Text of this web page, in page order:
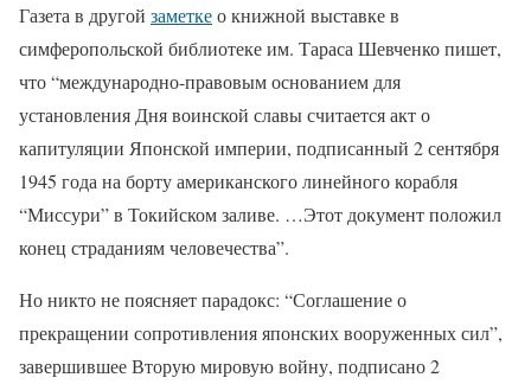
Газета в другой заметкео книжной выставке в
симферопольской библиотеке им. Тараса Шевченко пишет,
что “международно-правовым основанием для
установления Дня воинской славы считается акт о
капитуляции Японской империи, подписанный 2 сентября
1945 года на борту американского линейного корабля
“Миссури” в Токийском заливе. …Этот документ положил
конец страданиям человечества”.
Но никто не поясняет парадокс: “Соглашение о
прекращении сопротивления японских вооруженных сил”,
завершившее Вторую мировую войну, подписано 2